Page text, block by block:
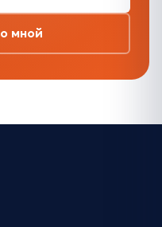
мной